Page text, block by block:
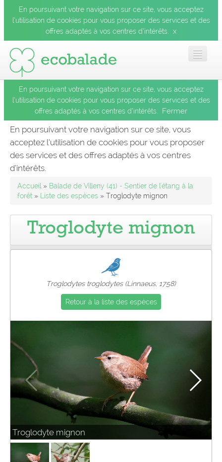
En poursuivant votre navigation sur ce site, vous acceptez
l’utilisation de cookies pour vous proposer des services et des
offres adaptés à vos centres d’intérêts.
x
Accueil
Les balades
Les espèces
Pro
En poursuivant votre navigation sur ce site, vous acceptez
l’utilisation de cookies pour vous proposer des services et des
offres adaptés à vos centres d’intérêts.
Fermer
En poursuivant votre navigation sur ce site, vous
acceptez l’utilisation de cookies pour vous proposer
des services et des offres adaptés à vos centres
d’intérêts.
Accueil » Balade de Villeny (41) - Sentier de l'étang à la
forêt » Liste des espèces » Troglodyte mignon
Troglodyte mignon
Troglodytes troglodytes (Linnaeus, 1758)
Retour à la liste des espèces
Troglodyte mignon